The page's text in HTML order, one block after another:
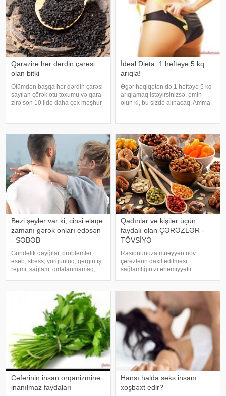
Qarazirə hər dərdin çarəsi
olan bitki
Ölümdən başqa hər dərdin çarəsi
sayılan çörək otu toxumu və qara
zirə son 10 ildə daha çox məşhur
toxumu və yağını kimlər istifadə
İdeal Dieta: 1 həftəyə 5 kq
arıqla!
Əgər həqiqətən də 1 həftəyə 5 kq
arıqlamaq istəyirsinizsə, əmin
olun ki, bu sizdə alınacaq. Amma
gün ərzində siz qida qəbu
Bəzi şeylər var ki, cinsi əlaqə
zamanı gərək onları edəsən
- SƏBƏB
Gündəlik qayğılar, problemlər,
əsəb, stress, yorğunluq, gərgin iş
rejimi, sağlam qidalanmamaq,
Kişilərdə isə həm də cinsi zəifliyə
gətirib çıxara bilir. Cins
Qadınlar və kişilər üçün
faydalı olan ÇƏRƏZLƏR -
TÖVSİYƏ
Rasionunuza müəyyən növ
çərəzlərin daxil edilməsi
sağlamlığınızı əhəmiyyətli
badam, fındıq yeməyi məsləhət
görür. Şam fıstığı və badam dəri
üçün faydalı olan çoxl
Cəfərinin insan orqanizminə
inanılmaz faydaları
Hansı halda seks insanı
xoşbəxt edir?